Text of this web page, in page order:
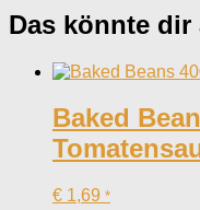
Das könnte
Baked
€ 1,69 *